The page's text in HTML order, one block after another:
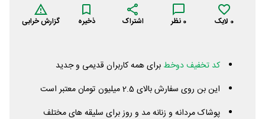
0 لایک 0 نظر اشتراک ذخیره گزارش خرابی
کد تخفیف دوخط برای همه کاربران قدیمی و جدید
این بن روی سفارش بالای 2.5 میلیون تومان معتبر است
پوشاک مردانه و زنانه مد و روز برای سلیقه های مختلف